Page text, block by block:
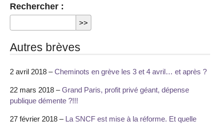
Rechercher :
Autres brèves
2 avril 2018 –Cheminots en grève les 3 et 4 avril… et après ?
22 mars 2018 –Grand Paris, profit privé géant, dépense
publique démente ?!!!
27 février 2018 – La SNCF est mise à la réforme. Et quelle